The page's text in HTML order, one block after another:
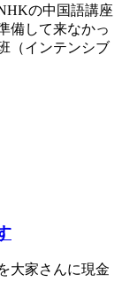
の中国語講座
備して来なかっ
（インテンシブ
大家さんに現金